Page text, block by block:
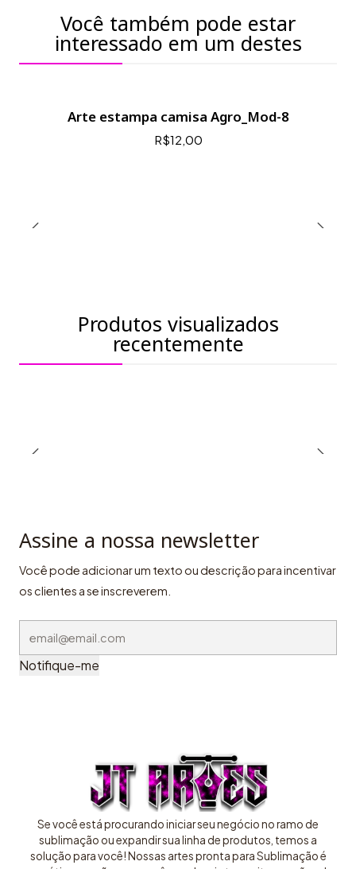
Você também pode estar
interessado em um destes
Arte estampa camisa Agro_Mod-8
R$12,00
Produtos visualizados
recentemente
Assine a nossa newsletter
Você pode adicionar um texto ou descrição para incentivar
os clientes a se inscreverem.
Notifique-me
Se você está procurando iniciar seu negócio no ramo de
sublimação ou expandir sua linha de produtos, temos a
solução para você! Nossas artes pronta para Sublimação é